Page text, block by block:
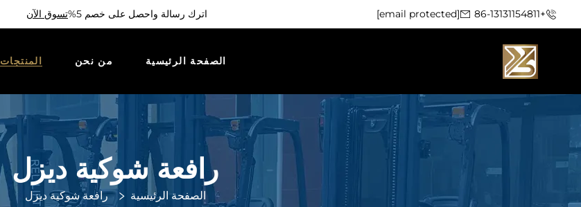
+86-13131154811
[email protected] اترك رسالة واحصل على خصم 5% تسوق الآن
الصفحة الرئيسية من نحن المنتجات
رافعة شوكية ديزل
الصفحة الرئيسية رافعة شوكية ديزل